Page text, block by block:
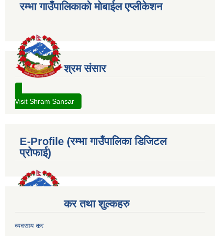
रम्भा गाउँपालिकाको मोबाईल एप्लीकेशन
श्रम संसार
Visit Shram Sansar
E-Profile (रम्भा गाउँपालिका डिजिटल
प्रोफाई)
कर तथा शुल्कहरु
व्यवसाय कर